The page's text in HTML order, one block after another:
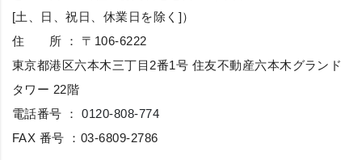
[土、日、祝日、休業日を除く]）
住 所 ： 〒106-6222
東京都港区六本木三丁目2番1号 住友不動産六本木グランド
タワー 22階
電話番号 ：0120-808-774
FAX 番号 ：03-6809-2786